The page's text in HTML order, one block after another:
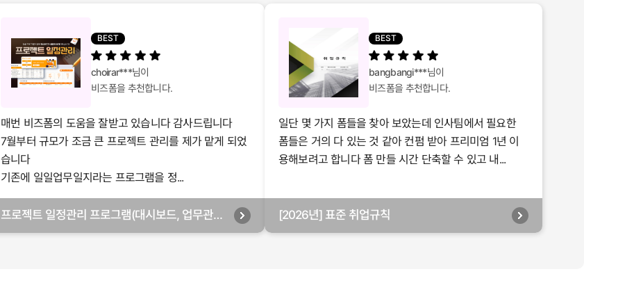
BEST
choirar***님이
비즈폼을 추천합니다.
매번 비즈폼의 도움을 잘받고 있습니다 감사드립니다
7월부터 규모가 조금 큰 프로젝트 관리를 제가 맡게 되었
습니다
기존에 일일업무일지라는 프로그램을 정...
프로젝트 일정관리 프로그램(대시보드, 업무관리,
BEST
bangbangi***님이
비즈폼을 추천합니다.
일단 몇 가지 폼들을 찾아 보았는데 인사팀에서 필요한
폼들은 거의 다 있는 것 같아 컨펌 받아 프리미엄 1년 이
용해보려고 합니다 폼 만들 시간 단축할 수 있고 내...
[2026년] 표준 취업규칙